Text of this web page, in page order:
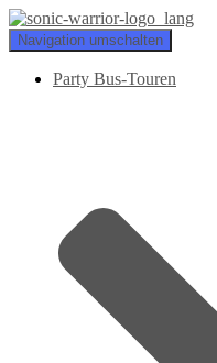
Navigation umschalten
Party Bus-Touren